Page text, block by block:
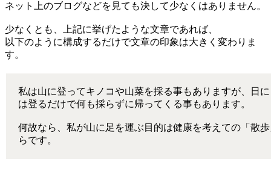
ネット上のブログなどを見ても決して少なくはありません。
少なくとも、上記に挙げたような文章であれば、
以下のように構成するだけで文章の印象は大きく変わりま
す。
私は山に登ってキノコや山菜を採る事もありますが、日
は登るだけで何も採らずに帰ってくる事もあります。
何故なら、私が山に足を運ぶ目的は健康を考えての「散
らです。